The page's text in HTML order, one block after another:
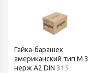
Гайка-барашек
американский тип М 3
нерж А2 DIN 315